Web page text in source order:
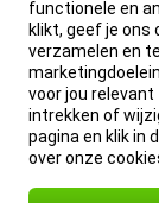
functionele en
klikt, geef je
verzamelen en
voor jou
intrekken of
pagina en klik in
over onze